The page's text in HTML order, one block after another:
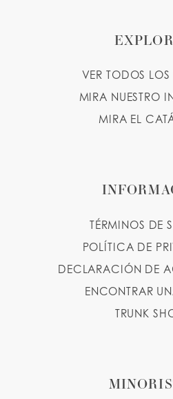
VER TODOS LOS
MIRA NUESTRO
MIRA EL
TÉRMINOS DE
POLÍTICA DE
DECLARACIÓN DE
ENCONTRAR
TRUNK